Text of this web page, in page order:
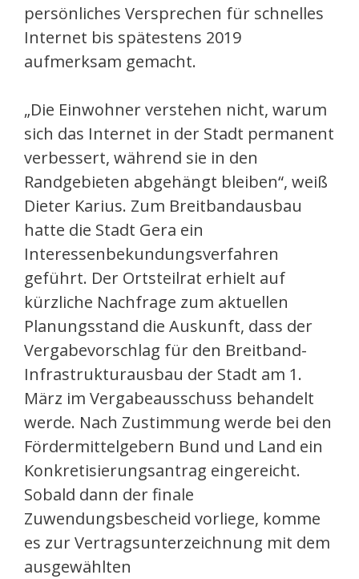
persönliches Versprechen für schnelles
Internet bis spätestens 2019
aufmerksam gemacht.
„Die Einwohner verstehen nicht, warum
sich das Internet in der Stadt permanent
verbessert, während sie in den
Randgebieten abgehängt bleiben“, weiß
Dieter Karius. Zum Breitbandausbau
hatte die Stadt Gera ein
Interessenbekundungsverfahren
geführt. Der Ortsteilrat erhielt auf
kürzliche Nachfrage zum aktuellen
Planungsstand die Auskunft, dass der
Vergabevorschlag für den Breitband-
Infrastrukturausbau der Stadt am 1.
März im Vergabeausschuss behandelt
werde. Nach Zustimmung werde bei den
Fördermittelgebern Bund und Land ein
Konkretisierungsantrag eingereicht.
Sobald dann der finale
Zuwendungsbescheid vorliege, komme
es zur Vertragsunterzeichnung mit dem
ausgewählten